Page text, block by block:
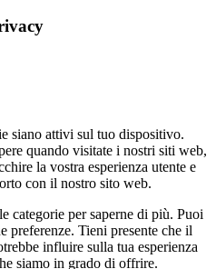
siano attivi sul tuo dispositivo.
quando visitate i nostri siti web,
la vostra esperienza utente e
con il nostro sito web.
categorie per saperne di più. Puoi
preferenze. Tieni presente che il
influire sulla tua esperienza
siamo in grado di offrire.